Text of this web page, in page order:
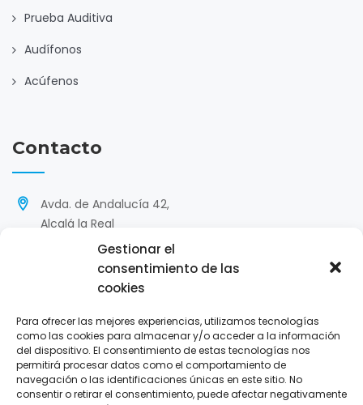
Gestionar el
consentimiento de las
cookies
Para ofrecer las mejores experiencias, utilizamos tecnologías
como las cookies para almacenar y/o acceder a la información
del dispositivo. El consentimiento de estas tecnologías nos
permitirá procesar datos como el comportamiento de
navegación o las identificaciones únicas en este sitio. No
consentir o retirar el consentimiento, puede afectar negativamente
Prueba Auditiva
Audífonos
Acúfenos
Contacto
Avda. de Andalucía 42,
Alcalá la Real
953 585 299 / 640 612 360
hola@opticasnieto.com
L-V : 9:30-13:45/17:00-20:30
S: 10:00-14:00